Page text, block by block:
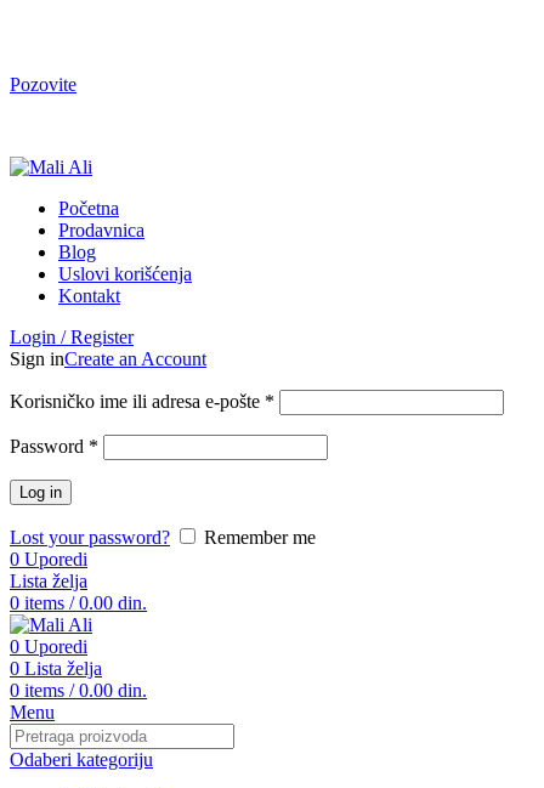
Pozovite
Početna
Prodavnica
Blog
Uslovi korišćenja
Kontakt
Login / Register
Sign inCreate an Account
Korisničko ime ili adresa e-pošte *
Password *
Log in
Lost your password?
Remember me
0 Uporedi
Lista želja
0 items / 0.00 din.
0 Uporedi
0 Lista želja
0 items / 0.00 din.
Menu
Odaberi kategoriju